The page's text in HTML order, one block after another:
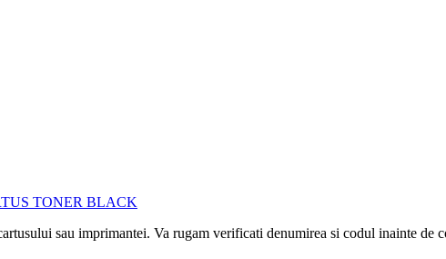
sau imprimantei. Va rugam verificati denumirea si codul inainte de